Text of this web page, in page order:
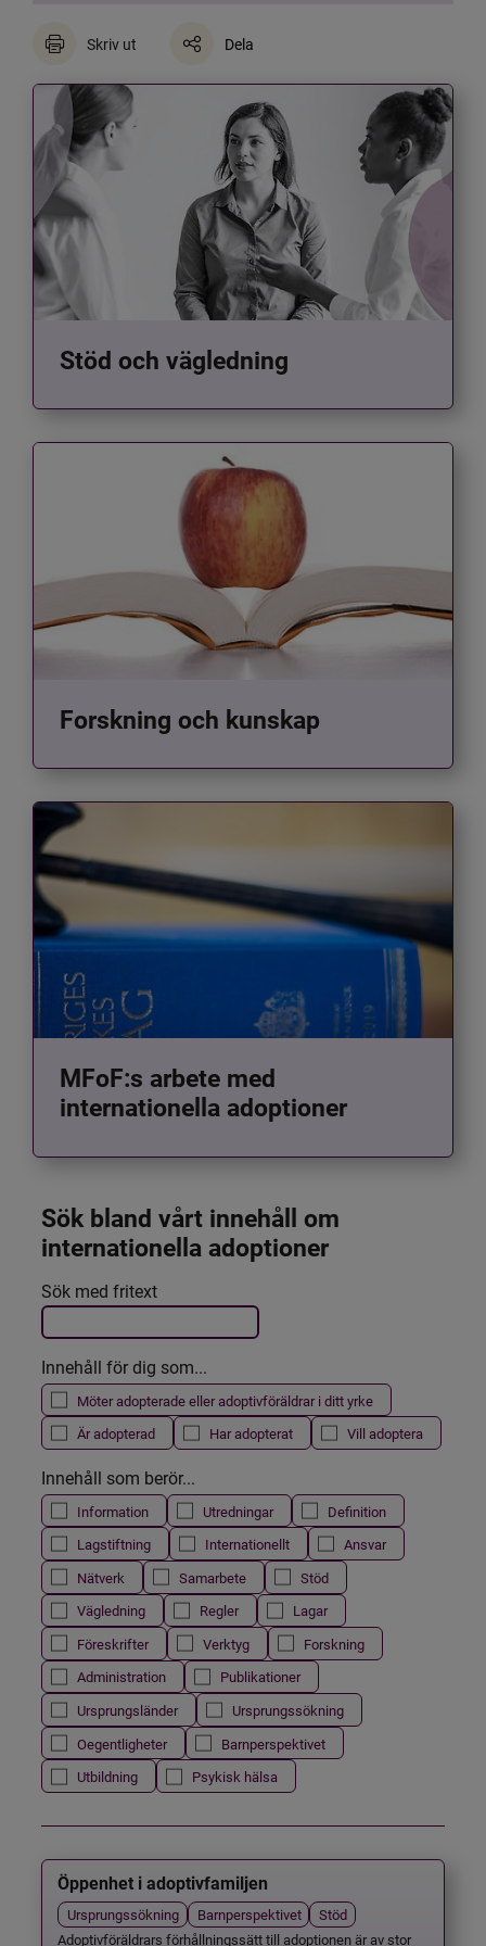
Skriv ut Dela
Stöd och vägledning
Forskning och kunskap
MFoF:s arbete med
internationella adoptioner
Sök bland vårt innehåll om
internationella adoptioner
Filtrera resultatet
Det här formuläret postas automatiskt
Sök med fritext
Innehåll för dig som...
Möter adopterade eller adoptivföräldrar i ditt yrke
Är adopterad
Har adopterat Vill adoptera
Innehåll som berör...
Information Utredningar
Definition
Lagstiftning
Internationellt
Ansvar
Nätverk
Samarbete
Stöd
Vägledning
Regler
Lagar
Föreskrifter
Verktyg
Forskning
Administration
Publikationer
Ursprungsländer
Ursprungssökning
Oegentligheter
Barnperspektivet
Utbildning
Psykisk hälsa
Öppenhet i adoptivfamiljen
Ursprungssökning Barnperspektivet
Stöd
Adoptivföräldrars förhållningssätt till adoptionen är av stor